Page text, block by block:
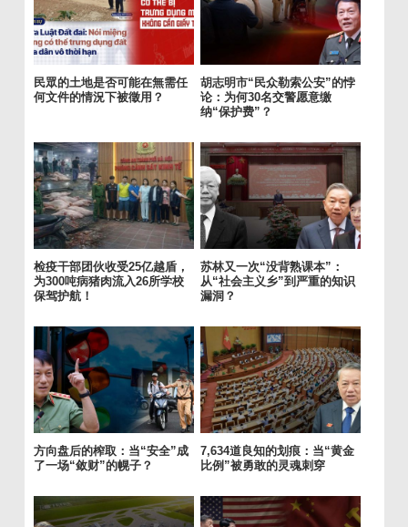
民眾的土地是否可能在無需任
何文件的情況下被徵用？
胡志明市“民众勒索公安”的悖
论：为何30名交警愿意缴
纳“保护费”？
检疫干部团伙收受25亿越盾，
为300吨病猪肉流入26所学校
保驾护航！
苏林又一次“没背熟课本”：
从“社会主义乡”到严重的知识
漏洞？
方向盘后的榨取：当“安全”成
了一场“敛财”的幌子？
7,634道良知的划痕：当“黄金
比例”被勇敢的灵魂刺穿